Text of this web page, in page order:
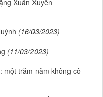
Xuân Xuyến
(16/03/2023)
(11/03/2023)
một trăm năm không cô